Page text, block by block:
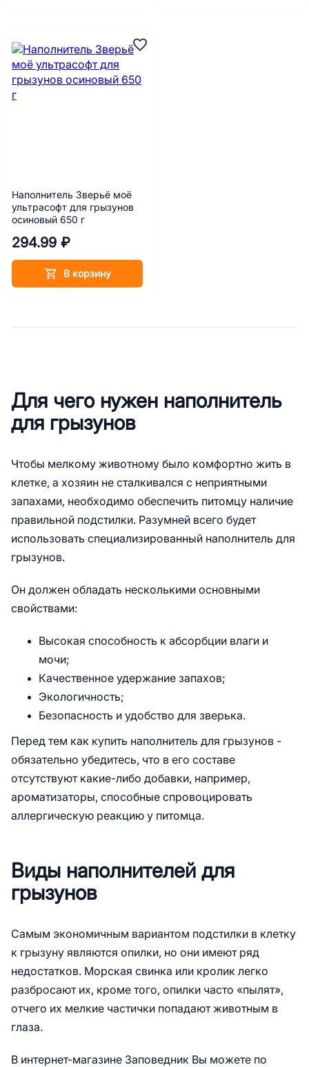
Наполнитель Зверьё моё
ультрасофт для грызунов
осиновый 650 г
294.99 ₽
В корзину
Для чего нужен наполнитель
для грызунов
Чтобы мелкому животному было комфортно жить в
клетке, а хозяин не сталкивался с неприятными
запахами, необходимо обеспечить питомцу наличие
правильной подстилки. Разумней всего будет
использовать специализированный наполнитель для
грызунов.
Он должен обладать несколькими основными
свойствами:
Высокая способность к абсорбции влаги и
мочи;
Качественное удержание запахов;
Экологичность;
Безопасность и удобство для зверька.
Перед тем как купить наполнитель для грызунов -
обязательно убедитесь, что в его составе
отсутствуют какие-либо добавки, например,
ароматизаторы, способные спровоцировать
аллергическую реакцию у питомца.
Виды наполнителей для
грызунов
Самым экономичным вариантом подстилки в клетку
к грызуну являются опилки, но они имеют ряд
недостатков. Морская свинка или кролик легко
разбросают их, кроме того, опилки часто «пылят»,
отчего их мелкие частички попадают животным в
глаза.
В интернет-магазине Заповедник Вы можете по